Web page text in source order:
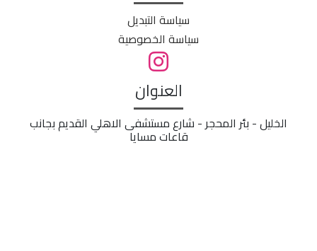
سياسة التبديل
سياسة الخصوصية
العنوان
الخليل - بئر المحجر - شارع مستشفى الاهلي القديم بجانب
قاعات مسايا